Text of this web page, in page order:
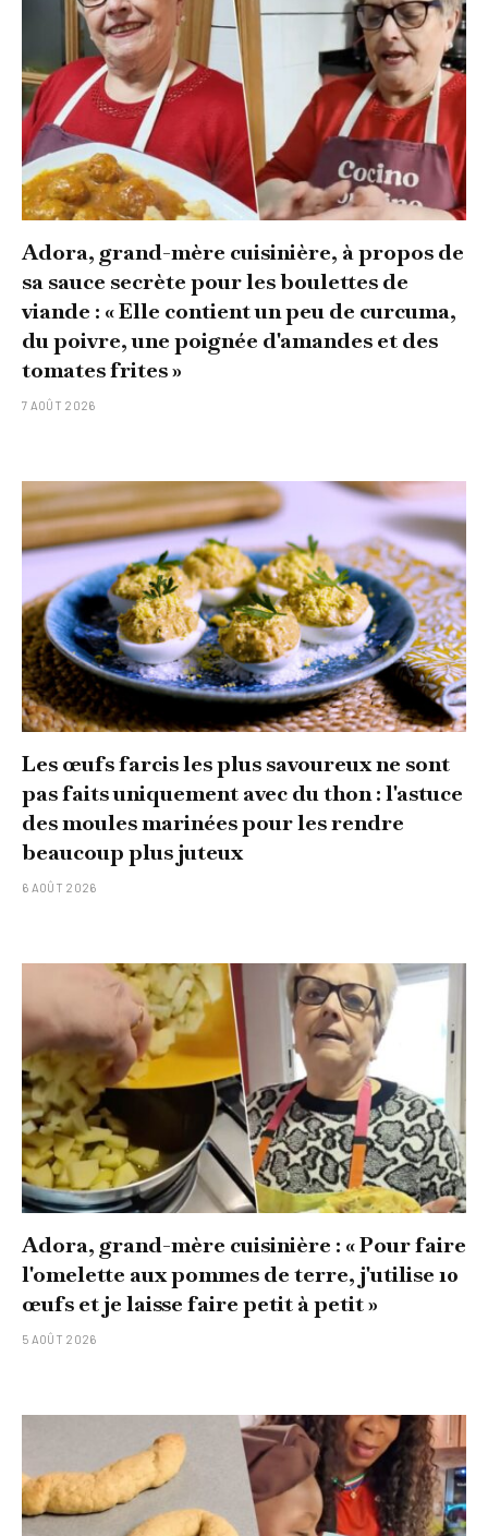
Adora, grand-mère cuisinière, à propos de
sa sauce secrète pour les boulettes de
viande : « Elle contient un peu de curcuma,
du poivre, une poignée d'amandes et des
tomates frites »
7 AOÛT 2026
Les œufs farcis les plus savoureux ne sont
pas faits uniquement avec du thon : l'astuce
des moules marinées pour les rendre
beaucoup plus juteux
6 AOÛT 2026
Adora, grand-mère cuisinière : « Pour faire
l'omelette aux pommes de terre, j'utilise 10
œufs et je laisse faire petit à petit »
5 AOÛT 2026